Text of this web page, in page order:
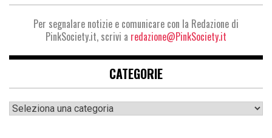
Per segnalare notizie e comunicare con la Redazione di
PinkSociety.it, scrivi a redazione@PinkSociety.it
CATEGORIE
Categorie